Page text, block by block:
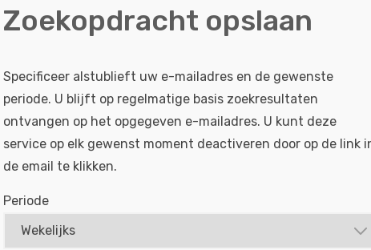
BEKIJKEN SOLLICITEER
Technisch Specialist BMW MINI - Alphen
In onze moderne en goed uitgeruste
je collega’s waar wat onze klanten verwachten:
rijplezier. Je voert voorgeschreven onderhoud
Zoekopdracht opslaan
Specificeer alstublieft uw e-mailadres en de gewenste
periode. U blijft op regelmatige basis zoekresultaten
ontvangen op het opgegeven e-mailadres. U kunt deze
service op elk gewenst moment deactiveren door op de link
de email te klikken.
Periode